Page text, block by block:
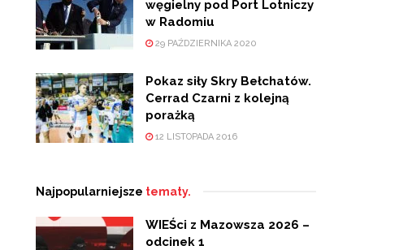
węgielny pod Port Lotniczy
w Radomiu
29 PAŹDZIERNIKA 2020
Pokaz siły Skry Bełchatów.
Cerrad Czarni z kolejną
porażką
12 LISTOPADA 2016
Najpopularniejsze tematy.
WIEŚci z Mazowsza 2026 –
odcinek 1